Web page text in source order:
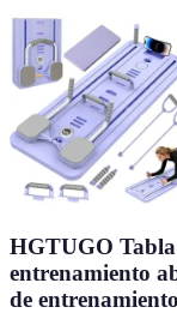
HGTUGO Tabla
entrenamiento
de